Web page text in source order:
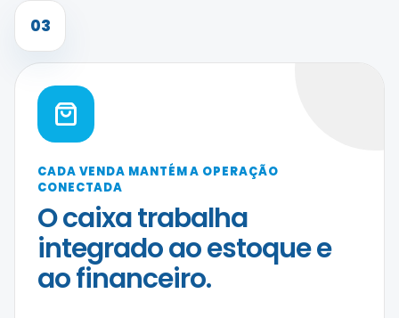
03
CADA VENDA MANTÉM A OPERAÇÃO
CONECTADA
O caixa trabalha
integrado ao estoque e
ao financeiro.